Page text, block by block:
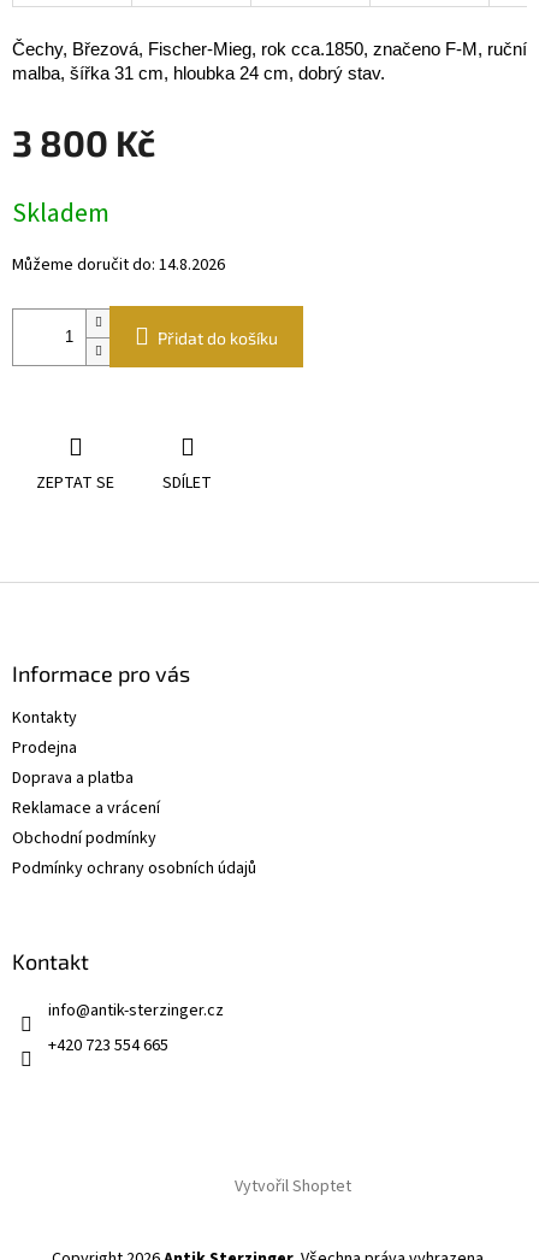
3 800 Kč
cena:
Skladem
Můžeme doručit do: 14.8.2026
Přidat do košíku
Čechy, Březová, Fischer-Mieg, rok cca.1850, značeno F-M, ruční
malba, šířka 31 cm, hloubka 24 cm, dobrý stav.
ZEPTAT SE SDÍLET
Informace pro vás
Kontakty
Prodejna
Doprava a platba
Reklamace a vrácení
Obchodní podmínky
Podmínky ochrany osobních údajů
Kontakt
info@antik-sterzinger.cz
+420 723 554 665
Vytvořil Shoptet